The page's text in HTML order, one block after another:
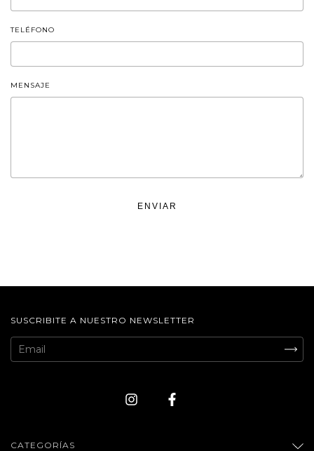
TELÉFONO
MENSAJE
ENVIAR
SUSCRIBITE A NUESTRO NEWSLETTER
CATEGORÍAS